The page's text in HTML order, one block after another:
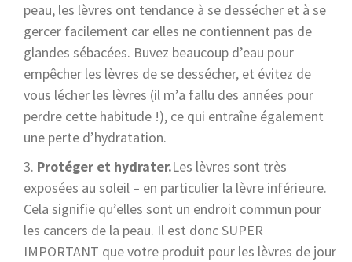
peau, les lèvres ont tendance à se dessécher et à se
gercer facilement car elles ne contiennent pas de
glandes sébacées. Buvez beaucoup d’eau pour
empêcher les lèvres de se dessécher, et évitez de
vous lécher les lèvres (il m’a fallu des années pour
perdre cette habitude !), ce qui entraîne également
une perte d’hydratation.
Protéger et hydrater.Les lèvres sont très
exposées au soleil – en particulier la lèvre inférieure.
Cela signifie qu’elles sont un endroit commun pour
les cancers de la peau. Il est donc SUPER
IMPORTANT que votre produit pour les lèvres de jour